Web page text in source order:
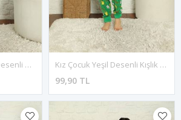
Kız Çocuk Açık Mavi Desenli Kışlık Polar Pijama Takımı 12F-20039-1 Kız Çocuk Yeşil Desenli Kışlık Polar Pijama Takımı 12F-20025-1
99,90 TL